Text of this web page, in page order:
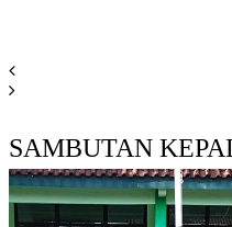
SAMBUTAN